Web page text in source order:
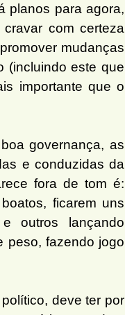
planos para agora,
com certeza
mudanças
(incluindo este que
importante que o
governança, as
e conduzidas da
fora de tom é:
ficarem uns
outros lançando
peso, fazendo jogo
deve ter por